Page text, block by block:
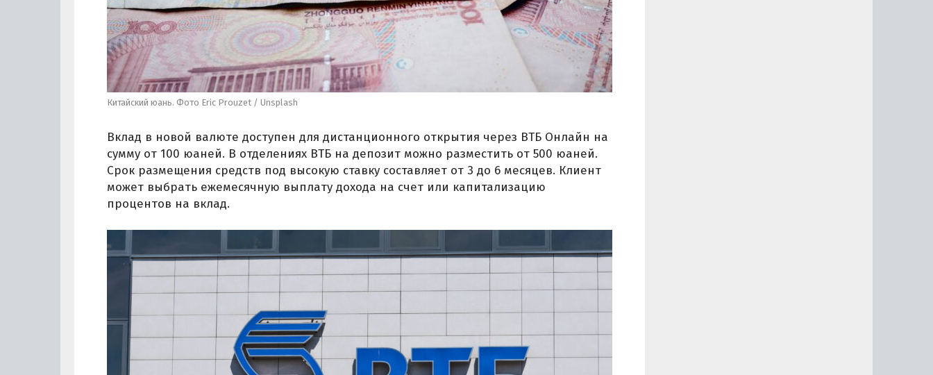
Китайский юань. Фото Eric Prouzet / Unsplash
Вклад в новой валюте доступен для дистанционного открытия через ВТБ Онлайн на
сумму от 100 юаней. В отделениях ВТБ на депозит можно разместить от 500 юаней.
Срок размещения средств под высокую ставку составляет от 3 до 6 месяцев. Клиент
может выбрать ежемесячную выплату дохода на счет или капитализацию
процентов на вклад.